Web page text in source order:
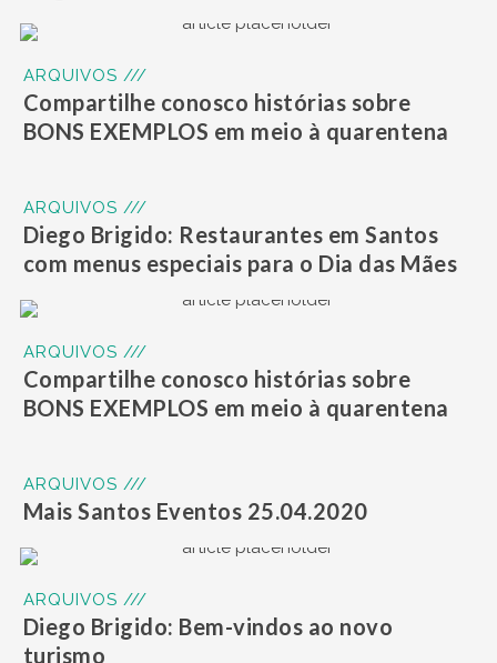
ARQUIVOS ///
Compartilhe conosco histórias sobre
BONS EXEMPLOS em meio à quarentena
ARQUIVOS ///
Diego Brigido: Restaurantes em Santos
com menus especiais para o Dia das Mães
ARQUIVOS ///
Compartilhe conosco histórias sobre
BONS EXEMPLOS em meio à quarentena
ARQUIVOS ///
Mais Santos Eventos 25.04.2020
ARQUIVOS ///
Diego Brigido: Bem-vindos ao novo
turismo